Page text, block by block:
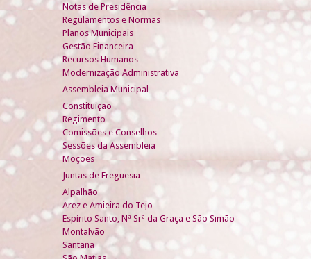
Notas de Presidência
Regulamentos e Normas
Planos Municipais
Gestão Financeira
Recursos Humanos
Modernização Administrativa
Assembleia Municipal
Constituição
Regimento
Comissões e Conselhos
Sessões da Assembleia
Moções
Juntas de Freguesia
Alpalhão
Arez e Amieira do Tejo
Espírito Santo, Nª Srª da Graça e São Simão
Montalvão
Santana